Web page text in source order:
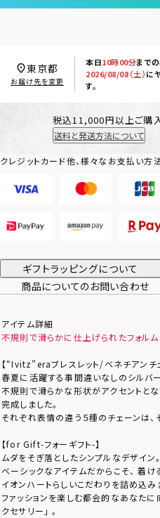
本日10時00分まで
2026/08/08（土）に
す。
東京都
お届け先を変更
税込11,000円以上ご購
送料と発送方法について
クレジットカード他、様々なお支払い方
ギフトラッピングについて
商品についてのお問い合わせ
アイテム詳細
不規則で滑らかに仕上げられたフォル
【“Ivitz”eraブレスレット/ベネチアンチ
春夏に活躍する事間違いなしのシルバー
不規則で滑らかな形状がアクセントと
完成しました。
それぞれ表情の違う５種のチェーンは、
【for Gift-フォーギフト-】
ムダをそぎ落としたシンプルなデザイン。
ベーシックなアイテムだからこそ、 着
イオンハートらしいこだわりを詰め込み
ファッションを楽しむ都会的なあなたに
クセサリー」 。